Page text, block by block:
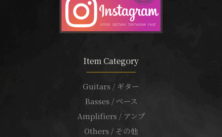
Item Category
Guitars / ギター
Basses / ベース
Amplifiers / アンプ
Others / その他